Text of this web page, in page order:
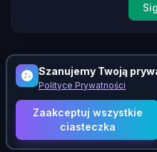
Brak
Szanujemy Twoją
Polityce Prywatności
Zaakceptuj wszystkie
ciasteczka